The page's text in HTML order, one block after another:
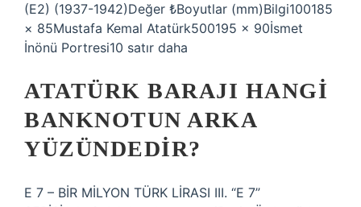
(E2) (1937-1942)Değer ₺Boyutlar (mm)Bilgi100185
× 85Mustafa Kemal Atatürk500195 × 90İsmet
İnönü Portresi10 satır daha
ATATÜRK BARAJI HANGI
BANKNOTUN ARKA
YÜZÜNDEDIR?
E 7 – BİR MİLYON TÜRK LİRASI III. “E 7”